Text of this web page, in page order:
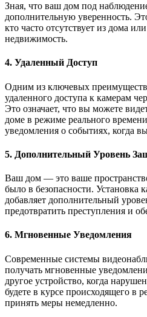
Зная, что ваш дом под
дополнительную уверенность.
кто часто отсутствует из дома
недвижимость.
4. Удаленный Доступ
Одним из ключевых преимуществ
удаленного доступа к камерам
Это означает, что вы можете
доме в режиме реального
уведомления о событиях, когда
5. Дополнительный Уровень
Ваш дом — это ваше
было в безопасности. Установка
добавляет дополнительный
предотвратить преступления и
6. Мгновенные Уведомления
Современные системы
получать мгновенные
другое устройство, когда
будете в курсе происходящего в
принять меры немедленно.